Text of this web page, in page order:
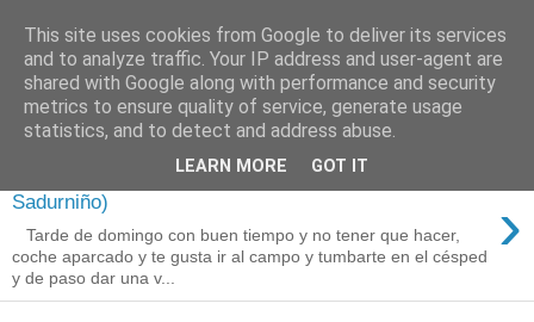
Está de pinga
10/8/26
A Fraga Máxica (San
Sadurniño)
›
Tarde de domingo con buen tiempo y no tener que hacer,
coche aparcado y te gusta ir al campo y tumbarte en el césped
y de paso dar una v...
This site uses cookies from Google to deliver its services
and to analyze traffic. Your IP address and user-agent are
shared with Google along with performance and security
metrics to ensure quality of service, generate usage
statistics, and to detect and address abuse.
LEARN MORE GOT IT